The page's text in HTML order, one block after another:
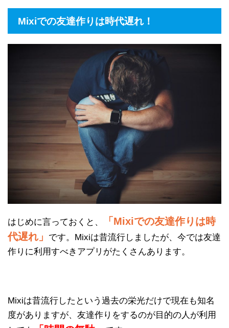
Mixiでの友達作りは時代遅れ！
はじめに言っておくと、
「Mixiでの友達作りは時
代遅れ」
です。Mixiは昔流行しましたが、今では友達
作りに利用すべきアプリがたくさんあります。
Mixiは昔流行したという過去の栄光だけで現在も知名
度がありますが、友達作りをするのが目的の人が利用